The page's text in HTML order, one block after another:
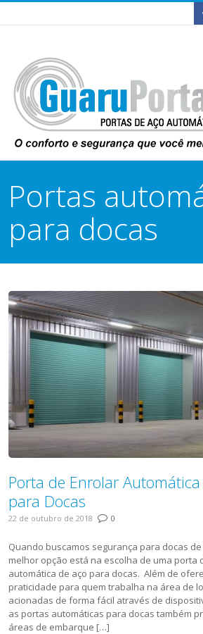
Portas
para docas
Porta de Enrolar
para Docas
22 de outubro de 2018 0
Quando buscamos segurança para docas
melhor opção está na escolha de uma porta
automática de aço para docas. Além de
praticidade para quem trabalha na área de
acionadas de forma fácil através de
as portas automáticas para docas também
áreas de embarque […]